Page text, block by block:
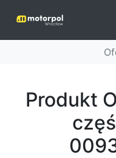
Produkt